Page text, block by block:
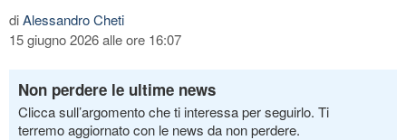
diAlessandro Cheti
15 giugno 2026 alle ore 16:07
Non perdere le ultime news
Clicca sull’argomento che ti interessa per seguirlo. Ti
terremo aggiornato con le news da non perdere.